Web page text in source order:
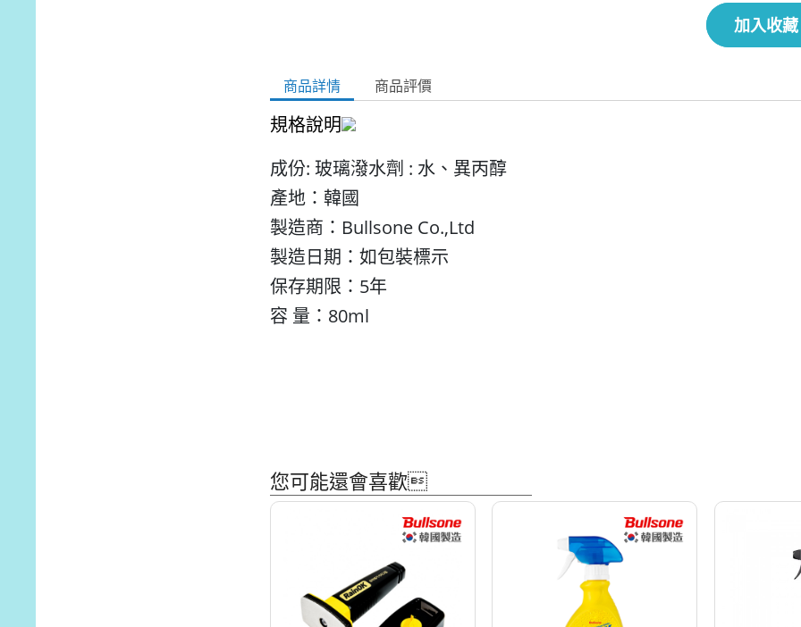
加入收藏
商品詳情 商品評價
規格說明
成份: 玻璃潑水劑 : 水、異丙醇
產地：韓國
製造商：Bullsone Co.,Ltd
製造日期：如包裝標示
保存期限：5年
容 量：80ml
您可能還會喜歡